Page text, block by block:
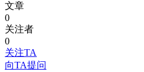
文章
0
关注者
0
关注TA
向TA提问